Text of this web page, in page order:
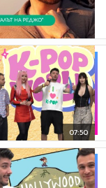
07:50